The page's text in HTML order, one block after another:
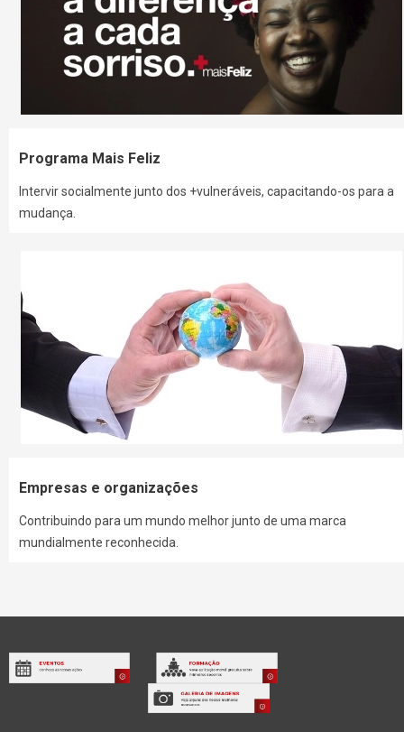
Programa Mais Feliz
Intervir socialmente junto dos +vulneráveis, capacitando-os para a
mudança.
Empresas e organizações
Contribuindo para um mundo melhor junto de uma marca
mundialmente reconhecida.